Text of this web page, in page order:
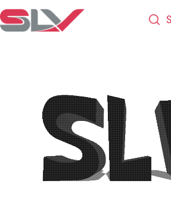
Zum Inhalt